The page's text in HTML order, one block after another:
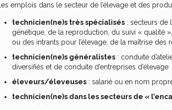
Les emplois dans le secteur de l’élevage et des
technicien(ne)s très spécialisés: secteurs de
génétique, de la reproduction, du suivi « qualité
ou des intrants pour l’élevage, de la maîtrise
technicien(ne)s généralistes: conduite
diversifiés et de conduite d’entreprises d’élevage
éleveurs/éleveuses: salarié ou en nom
technicien(ne)s dans les secteurs de «